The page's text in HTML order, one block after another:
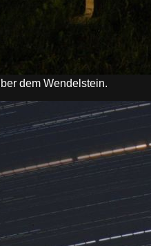
dem Wendelstein.